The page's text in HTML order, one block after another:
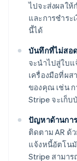
ไปจะส่งผลให้
และการชําระ
นี้ได้
บันทึกที่ไม่สอ
จะนําไปสู่ใบ
เครื่องมือที่ผส
ของคุณ เช่น ก
Stripe จะเก็
ปัญหาด้านกา
ติดตาม AR ด้
แจ้งหนี้อัตโน
Stripe สามา